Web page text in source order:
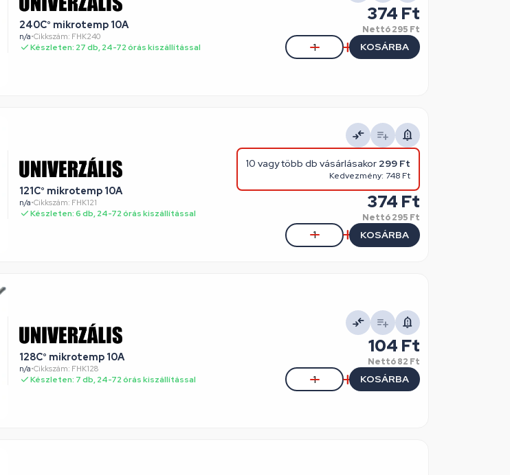
240C° mikrotemp 10A
n/a•Cikkszám: FHK240
Készleten: 27 db, 24-72 órás kiszállítással
374 Ft
Nettó295 Ft
KOSÁRBA
121C° mikrotemp 10A
n/a•Cikkszám: FHK121
Készleten: 6 db, 24-72 órás kiszállítással
10 vagy több db vásárlásakor 299 Ft
Kedvezmény: 748 Ft
374 Ft
Nettó295 Ft
KOSÁRBA
128C° mikrotemp 10A
n/a•Cikkszám: FHK128
Készleten: 7 db, 24-72 órás kiszállítással
104 Ft
Nettó82 Ft
KOSÁRBA